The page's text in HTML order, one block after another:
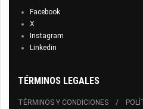
Facebook
X
Instagram
Linkedin
TÉRMINOS LEGALES
TÉRMINOS Y CONDICIONES